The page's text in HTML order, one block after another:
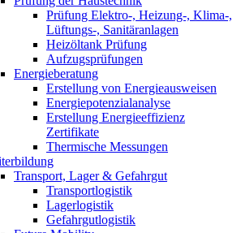
Prüfung Elektro-, Heizung-, Klima-,
Lüftungs-, Sanitäranlagen
Heizöltank Prüfung
Aufzugsprüfungen
Energieberatung
Erstellung von Energieausweisen
Energiepotenzialanalyse
Erstellung Energieeffizienz
Zertifikate
Thermische Messungen
Transport, Lager & Gefahrgut
Transportlogistik
Lagerlogistik
Gefahrgutlogistik